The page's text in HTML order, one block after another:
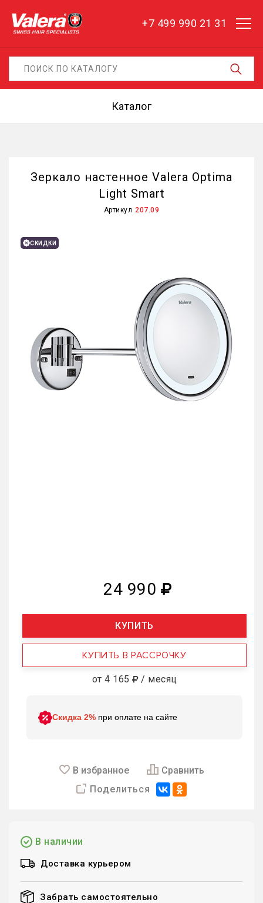
+7 499 990 21 31
Каталог
Зеркало настенное Valera Optima
Light Smart
Артикул 207.09
СКИДКИ
24 990
КУПИТЬ
КУПИТЬ В РАССРОЧКУ
от 4 165 / месяц
Скидка 2% при оплате на сайте
В избранное
Сравнить
Поделиться
В наличии
Доставка курьером
Забрать самостоятельно